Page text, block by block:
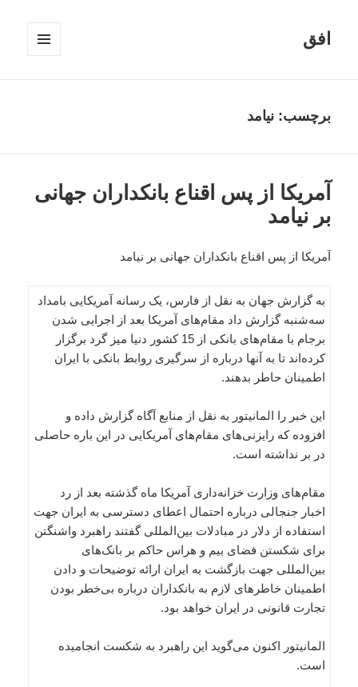
افق
برچسب:نیامد
آمریکا از پس اقناع بانکداران جهانی
بر نیامد
آمریکا از پس اقناع بانکداران جهانی بر نیامد
به گزارش جهان به نقل از فارس، یک رسانه آمریکایی بامداد
سه‌شنبه گزارش داد مقام‌های آمریکا بعد از اجرایی شدن
برجام با مقام‌های بانکی از 15 کشور دنیا میز گرد برگزار
کرده‌اند تا به آنها درباره از سرگیری روابط بانکی با ایران
اطمینان حاطر بدهند.
این خبر را المانیتور به نقل از منابع آگاه گزارش داده و
افزوده که رایزنی‌های مقام‌های آمریکایی در این باره حاصلی
در بر نداشته است.
مقام‌های وزارت خزانه‌داری آمریکا ماه گذشته بعد از رد
اخبار جنجالی درباره احتمال اعطای دسترسی به ایران جهت
استفاده از دلار در مبادلات بین‌المللی گفتند راهبرد واشنگتن
برای شکستن فضای بیم و هراس حاکم بر بانک‌های
بین‌المللی جهت بازگشت به ایران ارائه توضیحات و دادن
اطمینان خاطرهای لازم به بانکداران درباره بی‌خطر بودن
تجارت قانونی در ایران خواهد بود.
المانیتور اکنون می‌گوید این راهبرد به شکست انجامیده
است.